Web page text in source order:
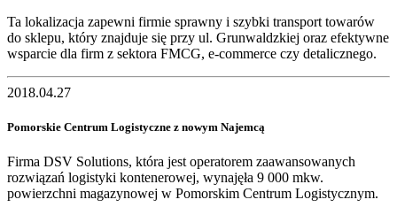
Ta lokalizacja zapewni firmie sprawny i szybki transport towarów
do sklepu, który znajduje się przy ul. Grunwaldzkiej oraz efektywne
wsparcie dla firm z sektora FMCG, e-commerce czy detalicznego.
2018.04.27
Pomorskie Centrum Logistyczne z nowym Najemcą
Firma DSV Solutions, która jest operatorem zaawansowanych
rozwiązań logistyki kontenerowej, wynajęła 9 000 mkw.
powierzchni magazynowej w Pomorskim Centrum Logistycznym.